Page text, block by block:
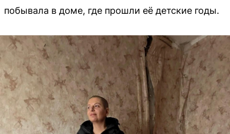
побывала в доме, где прошли её детские годы.